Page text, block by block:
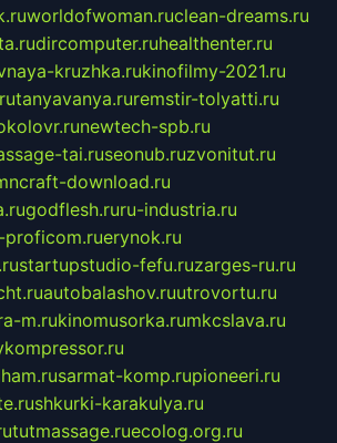
worldofwoman.ruclean-dreams.ru
dircomputer.ruhealthenter.ru
kruzhka.rukinofilmy-2021.ru
tanyavanya.ruremstir-tolyatti.ru
newtech-spb.ru
tai.ruseonub.ruzvonitut.ru
download.ru
godflesh.ruru-industria.ru
proficom.ruerynok.ru
startupstudio-fefu.ruzarges-ru.ru
autobalashov.ruutrovortu.ru
m.rukinomusorka.rumkcslava.ru
sarmat-komp.rupioneeri.ru
shkurki-karakulya.ru
tutmassage.ruecolog.org.ru